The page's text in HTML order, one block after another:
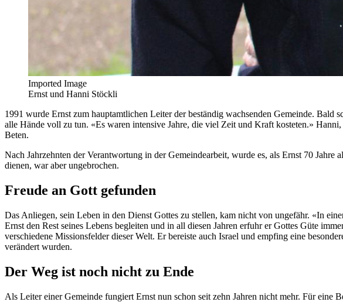
Imported Image
Ernst und Hanni Stöckli
1991 wurde Ernst zum hauptamtlichen Leiter der beständig wachsenden Gemeinde.
alle Hände voll zu tun. «Es waren intensive Jahre, die viel Zeit und Kraft kosteten.»
Beten.
Nach Jahrzehnten der Verantwortung in der Gemeindearbeit, wurde es, als Ernst 70
dienen, war aber ungebrochen.
Freude an Gott gefunden
Das Anliegen, sein Leben in den Dienst Gottes zu stellen, kam nicht von ungefähr. «In
Ernst den Rest seines Lebens begleiten und in all diesen Jahren erfuhr er Gottes Güte
verschiedene Missionsfelder dieser Welt. Er bereiste auch Israel und empfing eine
verändert wurden.
Der Weg ist noch nicht zu Ende
Als Leiter einer Gemeinde fungiert Ernst nun schon seit zehn Jahren nicht mehr. Für